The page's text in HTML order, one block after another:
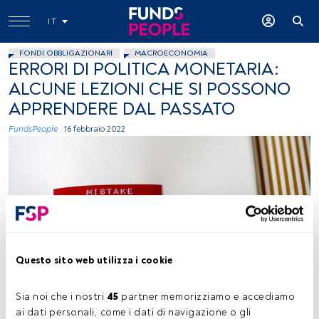
Questo sito web utilizza i cookie
Sia noi che i nostri 45 partner memorizziamo e accediamo
ai dati personali, come i dati di navigazione o gli
IT
FONDI OBBLIGAZIONARI MACROECONOMIA
ERRORI DI POLITICA MONETARIA:
ALCUNE LEZIONI CHE SI POSSONO
APPRENDERE DAL PASSATO
FundsPeople . 16 febbraio 2022
Daniela Holzer, foto concessa (Unsplash)
Tempo di lettura:4 min.